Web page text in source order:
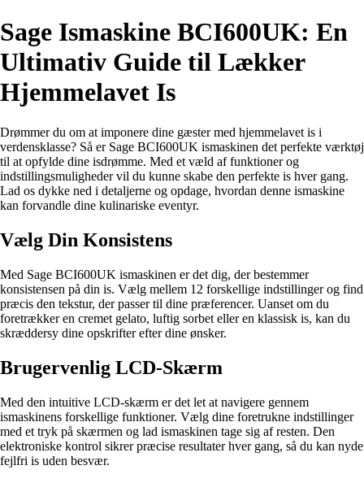
Sage Ismaskine BCI600UK: En
Ultimativ Guide til Lækker
Hjemmelavet Is
Drømmer du om at imponere dine gæster med hjemmelavet is i
verdensklasse? Så er Sage BCI600UK ismaskinen det perfekte værktøj
til at opfylde dine isdrømme. Med et væld af funktioner og
indstillingsmuligheder vil du kunne skabe den perfekte is hver gang.
Lad os dykke ned i detaljerne og opdage, hvordan denne ismaskine
kan forvandle dine kulinariske eventyr.
Vælg Din Konsistens
Med Sage BCI600UK ismaskinen er det dig, der bestemmer
konsistensen på din is. Vælg mellem 12 forskellige indstillinger og find
præcis den tekstur, der passer til dine præferencer. Uanset om du
foretrækker en cremet gelato, luftig sorbet eller en klassisk is, kan du
skræddersy dine opskrifter efter dine ønsker.
Brugervenlig LCD-Skærm
Med den intuitive LCD-skærm er det let at navigere gennem
ismaskinens forskellige funktioner. Vælg dine foretrukne indstillinger
med et tryk på skærmen og lad ismaskinen tage sig af resten. Den
elektroniske kontrol sikrer præcise resultater hver gang, så du kan nyde
fejlfri is uden besvær.